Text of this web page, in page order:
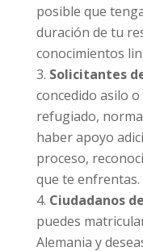
posible que
duración de tu
conocimientos
Solicitantes
concedido asilo
refugiado,
haber apoyo
proceso,
que te enfrentas.
Ciudadanos
puedes
Alemania y